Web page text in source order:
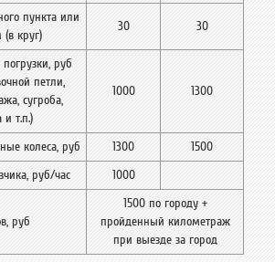
пункта или
круг)
30 30
руб
петли,
сугроба,
и т.п.)
1000 1300
колеса, руб 1300
1500
руб/час
1000
руб
1500 по городу +
пройденный километраж
при выезде за город